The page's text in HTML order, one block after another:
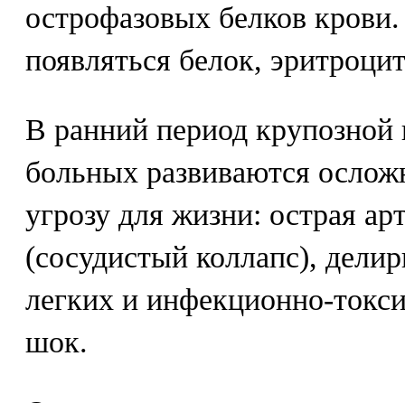
острофазовых белков
появляться белок,
В ранний период крупозной
больных развиваются
угрозу для жизни: острая
(сосудистый коллапс),
легких и инфекционно-
шок.